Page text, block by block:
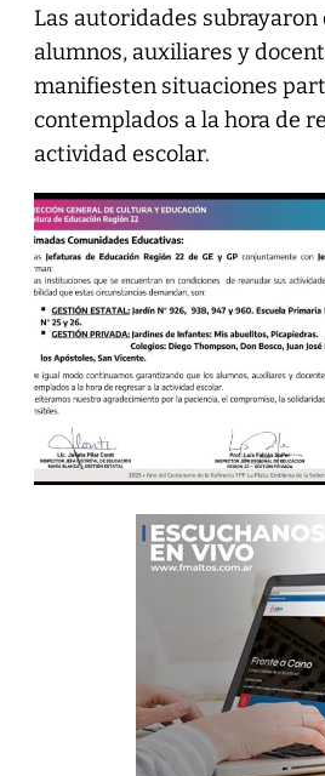
Las autoridades subrayaron
alumnos, auxiliares y
manifiesten situaciones
contemplados a la hora de
actividad escolar.